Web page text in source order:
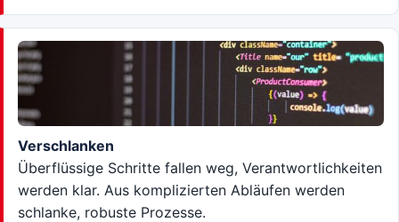
Verschlanken
Überflüssige Schritte fallen weg, Verantwortlichkeiten
werden klar. Aus komplizierten Abläufen werden
schlanke, robuste Prozesse.